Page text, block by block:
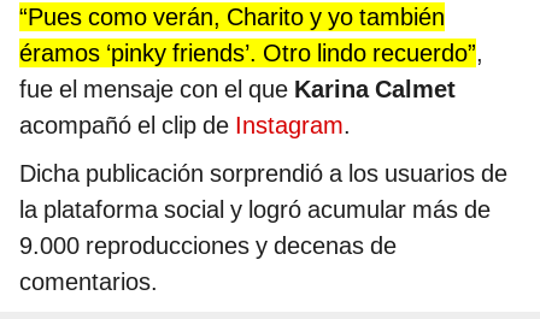
“Pues como verán, Charito y yo también
éramos ‘pinky friends’. Otro lindo recuerdo”,
fue el mensaje con el que Karina Calmet
acompañó el clip de Instagram.
Dicha publicación sorprendió a los usuarios de
la plataforma social y logró acumular más de
9.000 reproducciones y decenas de
comentarios.